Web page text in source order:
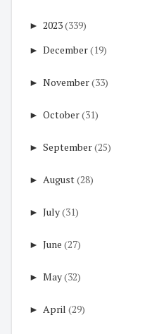
► 2023(339)
► December(19)
► November(33)
► October(31)
► September(25)
► August(28)
► July(31)
► June (27)
► May(32)
► April (29)